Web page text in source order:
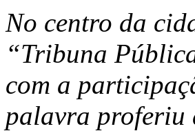
No centro da
“Tribuna
com a
palavra proferiu